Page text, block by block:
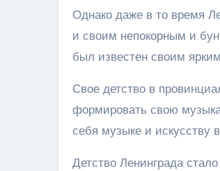
Однако даже в то время
и своим непокорным и
был известен своим
Свое детство в
формировать свою
себя музыке и искусству
Детство Ленинграда